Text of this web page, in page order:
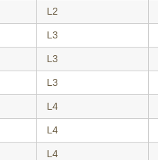
L2
L3
L3
L3
L4
L4
L4